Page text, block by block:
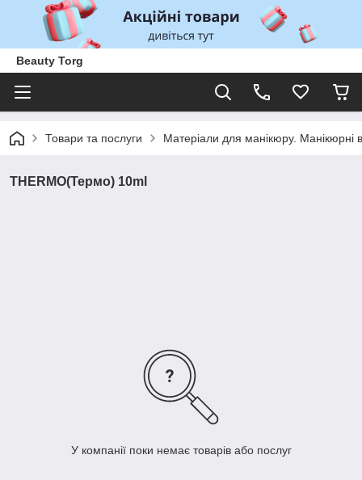
Beauty Torg
Товари та послуги Матеріали для манікюру. Манікюрні
THERMO(Термо) 10ml
У компанії поки немає товарів або послуг